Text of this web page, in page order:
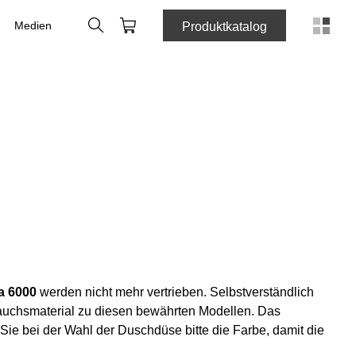
Medien Suche WebshopProduktkatalog
6000 werden nicht mehr vertrieben. Selbstverständlich
zu diesen bewährten Modellen. Das
bei der Wahl der Duschdüse bitte die Farbe, damit die